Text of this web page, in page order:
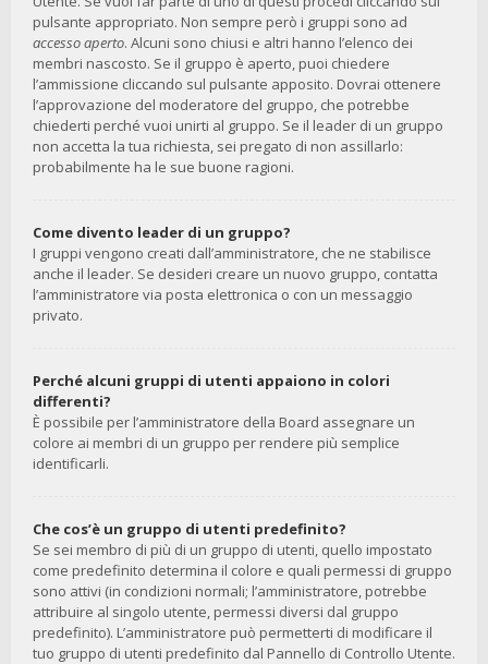
pulsante appropriato. Non sempre però i gruppi sono ad
accesso aperto. Alcuni sono chiusi e altri hanno l’elenco dei
membri nascosto. Se il gruppo è aperto, puoi chiedere
l’ammissione cliccando sul pulsante apposito. Dovrai ottenere
l’approvazione del moderatore del gruppo, che potrebbe
chiederti perché vuoi unirti al gruppo. Se il leader di un gruppo
non accetta la tua richiesta, sei pregato di non assillarlo:
probabilmente ha le sue buone ragioni.
Come divento leader di un gruppo?
I gruppi vengono creati dall’amministratore, che ne stabilisce
anche il leader. Se desideri creare un nuovo gruppo, contatta
l’amministratore via posta elettronica o con un messaggio
privato.
Perché alcuni gruppi di utenti appaiono in colori
differenti?
È possibile per l’amministratore della Board assegnare un
colore ai membri di un gruppo per rendere più semplice
identificarli.
Che cos’è un gruppo di utenti predefinito?
Se sei membro di più di un gruppo di utenti, quello impostato
come predefinito determina il colore e quali permessi di gruppo
sono attivi (in condizioni normali; l’amministratore, potrebbe
attribuire al singolo utente, permessi diversi dal gruppo
predefinito). L’amministratore può permetterti di modificare il
tuo gruppo di utenti predefinito dal Pannello di Controllo Utente.